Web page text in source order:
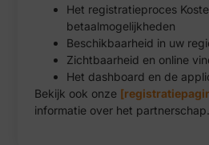
Het registratieproces
betaalmogelijkheden
Beschikbaarheid in uw
Zichtbaarheid en online
Het dashboard en de
Bekijk ook onze
informatie over het partnerschap.